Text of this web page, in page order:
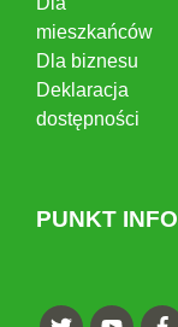
mieszkańców
Dla biznesu
Deklaracja
dostępności
PUNKT